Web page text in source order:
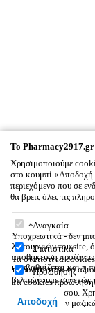
To Pharmacy2917.gr
Χρησιμοποιούμε
στο κουμπί «Αποδοχή
περιεχόμενο που σε
θα βρεις όλες τις
To
Αναγκαία
Υποχρεωτικά - δεν
λειτουργιών του site,
αποθήκευση
υποβαθμίζεται και η
Στατιστικά
Τα στατιστικά
τη δυνατότητα να
βελτιώνουμε συνεχώς
Προώθησης
Τα cookies προώθησης
ενδιαφέροντά σου.
περιορισμό των
Αποδοχή